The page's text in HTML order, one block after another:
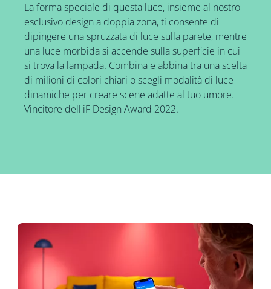
La forma speciale di questa luce, insieme al nostro
esclusivo design a doppia zona, ti consente di
dipingere una spruzzata di luce sulla parete, mentre
una luce morbida si accende sulla superficie in cui
si trova la lampada. Combina e abbina tra una scelta
di milioni di colori chiari o scegli modalità di luce
dinamiche per creare scene adatte al tuo umore.
Vincitore dell'iF Design Award 2022.